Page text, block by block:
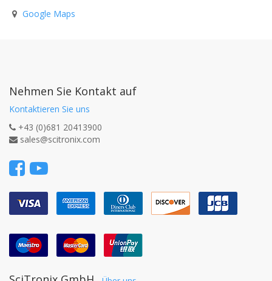
Google Maps
Nehmen Sie Kontakt auf
Kontaktieren Sie uns
+43 (0)681 20413900
sales@scitronix.com